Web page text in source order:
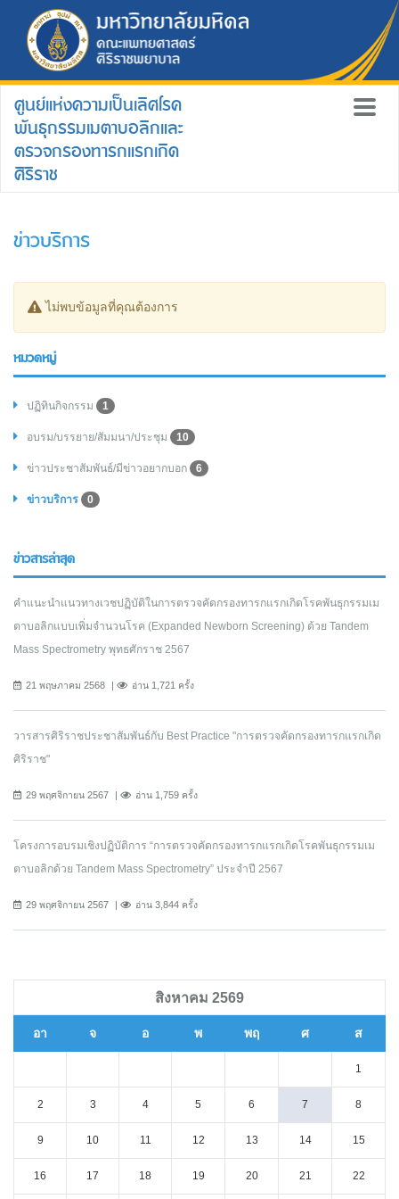
ศูนย์แห่งความเป็นเลิศโรค
พันธุกรรมเมตาบอลิกและ
ตรวจกรองทารกแรกเกิด
ศิริราช
ข่าวบริการ
ไม่พบข้อมูลที่คุณต้องการ
หมวดหมู่
ปฏิทินกิจกรรม 1
อบรม/บรรยาย/สัมมนา/ประชุม 10
ข่าวประชาสัมพันธ์/มีข่าวอยากบอก 6
ข่าวบริการ 0
ข่าวสารล่าสุด
คำแนะนำแนวทางเวชปฏิบัติในการตรวจคัดกรองทารกแรกเกิดโรคพันธุกรรมเม
ตาบอลิกแบบเพิ่มจำนวนโรค (Expanded Newborn Screening) ด้วย Tandem
Mass Spectrometry พุทธศักราช 2567
21 พฤษภาคม 2568 อ่าน 1,721 ครั้ง
วารสารศิริราชประชาสัมพันธ์กับ Best Practice "การตรวจคัดกรองทารกแรกเกิด
ศิริราช"
29 พฤศจิกายน 2567 อ่าน 1,759 ครั้ง
โครงการอบรมเชิงปฏิบัติการ “การตรวจคัดกรองทารกแรกเกิดโรคพันธุกรรมเม
ตาบอลิกด้วย Tandem Mass Spectrometry” ประจำปี 2567
29 พฤศจิกายน 2567 อ่าน 3,844 ครั้ง
สิงหาคม 2569
อา จ อ พ พฤ ศ ส
1
2 3 4 5 6 7 8
9 10 11 12 13 14 15
16 17 18 19 20 21 22